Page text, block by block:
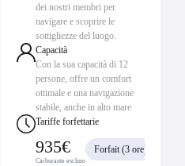
dei nostri membri per
navigare e scoprire le
sottigliezze del luogo.
Capacità
Con la sua capacità di 12
persone, offre un comfort
ottimale e una navigazione
stabile, anche in alto mare
Tariffe forfettarie
935€
Carburante escluso
Forfait (3 ore)